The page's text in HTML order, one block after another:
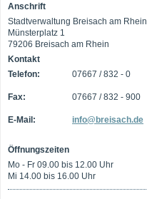
Anschrift
Stadtverwaltung Breisach am Rhein
Münsterplatz 1
79206 Breisach am Rhein
Kontakt
Telefon:
07667 / 832 - 0
Fax: 07667 / 832 - 900
E-Mail: info@breisach.de
Öffnungszeiten
Mo - Fr 09.00 bis 12.00 Uhr
Mi 14.00 bis 16.00 Uhr